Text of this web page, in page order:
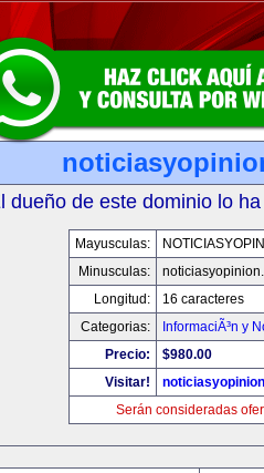
dueño de este dominio lo
Mayusculas:
Minusculas:
Longitud:
16 caracteres
Categorias:
InformaciÃ³n y
Precio:
$980.00
Visitar!
Serán consideradas